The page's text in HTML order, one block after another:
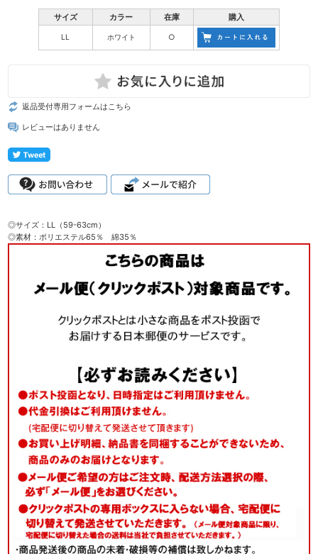
サイズ カラー 在庫 購入
LL ホワイト ○
返品受付専用フォームはこちら
レビューはありません
◎サイズ：LL（59-63cm）
◎素材：ポリエステル65％ 綿35％